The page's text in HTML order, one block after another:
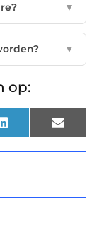
▼
▼
op:
LinkedIn Email